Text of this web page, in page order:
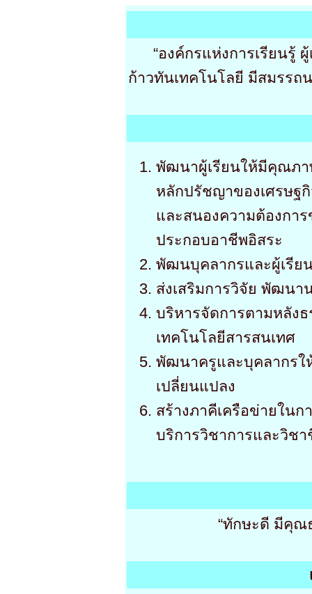
“องค์กรแห่งการเรียนรู้
ก้าวทันเทคโนโลยี มีสมรรถน
พัฒนาผู้เรียนให้มีคุณภา
หลักปรัชญาของเศรษฐกิ
และสนองความต้องกา
ประกอบอาชีพอิสระ
พัฒนบุคลากรและผู้เรีย
ส่งเสริมการวิจัย พัฒนา
บริหารจัดการตามหลัง
เทคโนโลยีสารสนเทศ
พัฒนาครูและบุคลากร
เปลี่ยนแปลง
สร้างภาคีเครือข่ายใน
บริการวิชาการและวิช
“ทักษะดี มีคุณ